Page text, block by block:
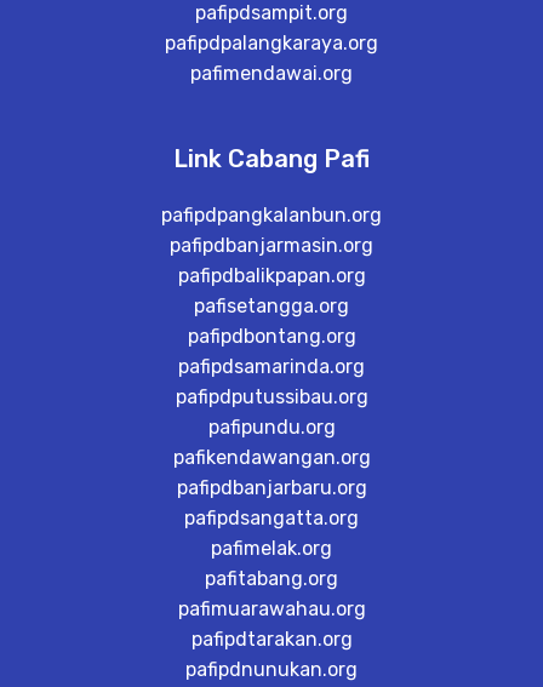
pafipdsampit.org
pafipdpalangkaraya.org
pafimendawai.org
Link Cabang Pafi
pafipdpangkalanbun.org
pafipdbanjarmasin.org
pafipdbalikpapan.org
pafisetangga.org
pafipdbontang.org
pafipdsamarinda.org
pafipdputussibau.org
pafipundu.org
pafikendawangan.org
pafipdbanjarbaru.org
pafipdsangatta.org
pafimelak.org
pafitabang.org
pafimuarawahau.org
pafipdtarakan.org
pafipdnunukan.org